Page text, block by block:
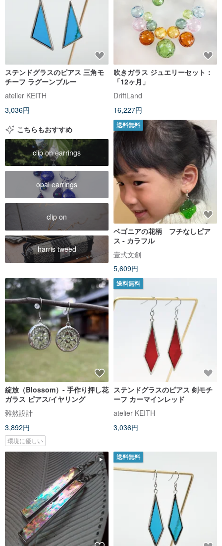
ステンドグラスのピアス 三角モ
チーフ ラグーンブルー
atelier KEITH
3,036円
吹きガラス ジュエリーセット：
「12ヶ月」
DriftLand
16,227円
こちらもおすすめ
clip on earrings
opal earrings
clip on
harris tweed
送料無料
ベゴニアの花柄 フチなしピア
ス - カラフル
壹弍文創
5,609円
綻放（Blossom）- 手作り押し花
ガラス ピアス/イヤリング
雜然設計
3,892円
環境に優しい
送料無料
ステンドグラスのピアス 剣モチ
ーフ カーマインレッド
atelier KEITH
3,036円
送料無料